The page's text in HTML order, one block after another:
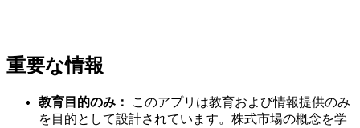
重要な情報
教育目的のみ：
このアプリは教育および情報提供のみ
を目的として設計されています。株式市場の概念を学